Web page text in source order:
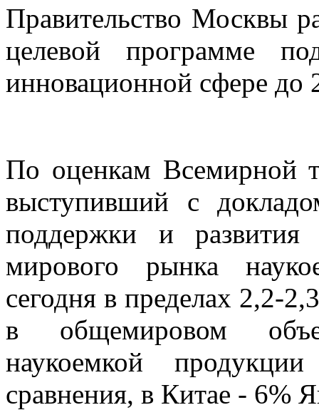
Правительство Москвы
целевой программе
инновационной сфере до
По оценкам Всемирной
выступивший с
поддержки и
мирового рынка
сегодня в пределах 2,2-
в общемировом
наукоемкой
сравнения, в Китае -